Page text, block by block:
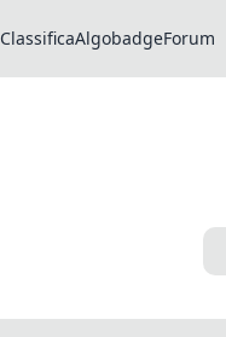
ClassificaAlgobadgeForum